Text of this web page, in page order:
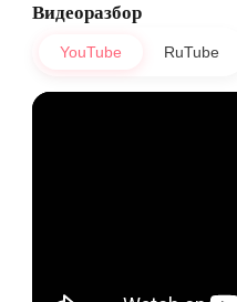
Видеоразбор
YouTube RuTube